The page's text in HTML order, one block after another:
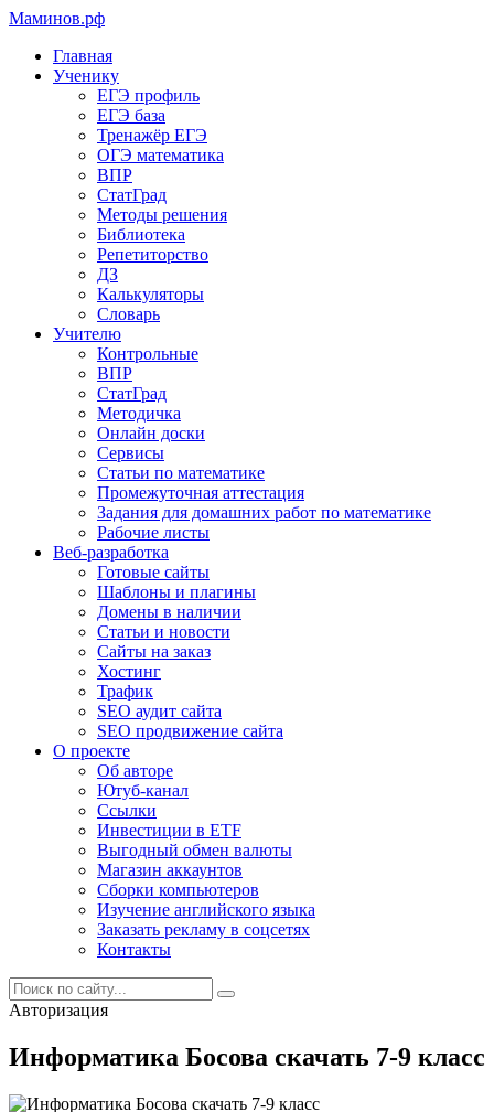
Маминов.рф
Главная
Ученику
ЕГЭ профиль
ЕГЭ база
Тренажёр ЕГЭ
ОГЭ математика
ВПР
СтатГрад
Методы решения
Библиотека
Репетиторство
ДЗ
Калькуляторы
Словарь
Учителю
Контрольные
ВПР
СтатГрад
Методичка
Онлайн доски
Сервисы
Статьи по математике
Промежуточная аттестация
Задания для домашних работ по математике
Рабочие листы
Веб-разработка
Готовые сайты
Шаблоны и плагины
Домены в наличии
Статьи и новости
Сайты на заказ
Хостинг
Трафик
SEO аудит сайта
SEO продвижение сайта
О проекте
Об авторе
Ютуб-канал
Ссылки
Инвестиции в ETF
Выгодный обмен валюты
Магазин аккаунтов
Сборки компьютеров
Изучение английского языка
Заказать рекламу в соцсетях
Контакты
Авторизация
Информатика Босова скачать 7-9 класс